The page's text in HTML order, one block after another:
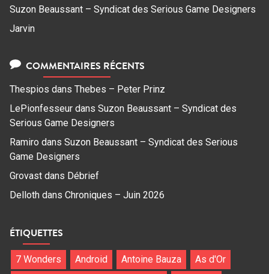
Suzon Beaussant – Syndicat des Serious Game Designers
Jarvin
COMMENTAIRES RÉCENTS
Thespios dans Thebes – Peter Prinz
LePionfesseur dans Suzon Beaussant – Syndicat des
Serious Game Designers
Ramiro dans Suzon Beaussant – Syndicat des Serious
Game Designers
Grovast dans Débrief
Delloth dans Chroniques – Juin 2026
ÉTIQUETTES
7 Wonders Android Antoine Bauza
As d'Or